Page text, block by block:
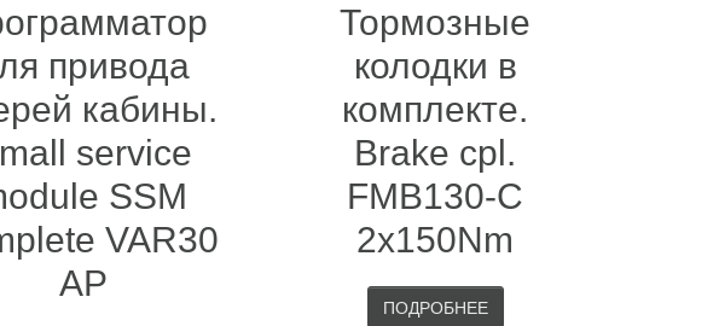
привода
кабины.
service
SSM
VAR30
AP
Тормозные
колодки в
комплекте.
Brake cpl.
FMB130-C
2x150Nm
ПОДРОБНЕЕ